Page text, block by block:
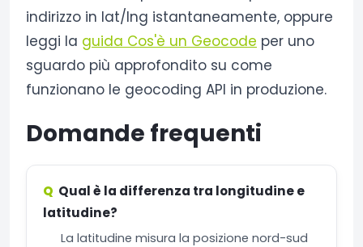
indirizzo in lat/lng istantaneamente, oppure
leggi la guida Cos'è un Geocode per uno
sguardo più approfondito su come
funzionano le geocoding API in produzione.
Domande frequenti
Qual è la differenza tra longitudine e
latitudine?
La latitudine misura la posizione nord-sud